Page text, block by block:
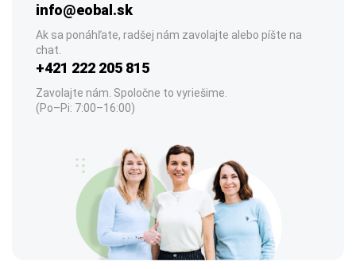
info@eobal.sk
Ak sa ponáhľate, radšej nám zavolajte alebo píšte na
chat.
+421 222 205 815
Zavolajte nám. Spoločne to vyriešime.
(Po–Pi: 7:00–16:00)